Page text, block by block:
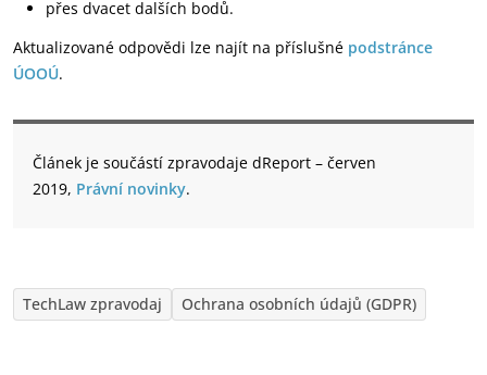
přes dvacet dalších bodů.
Aktualizované odpovědi lze najít na příslušné podstránce
ÚOOÚ.
Článek je součástí zpravodaje dReport – červen
2019, Právní novinky.
TechLaw zpravodaj Ochrana osobních údajů (GDPR)